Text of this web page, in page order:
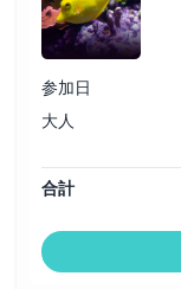
参加日
大人
合計